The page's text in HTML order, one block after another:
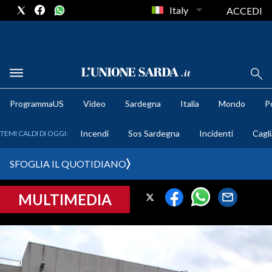
METEO
CRONACA SARDEGNA
PROVINCIA DI CAGLIARI
SULCIS IGLESIENTE
Italy ACCEDI
ProgrammaUS Video Sardegna Italia Mondo
TEMI CALDI DI OGGI: Incendi Sos Sardegna Incidenti
SFOGLIA IL QUOTIDIANO
MULTIMEDIA